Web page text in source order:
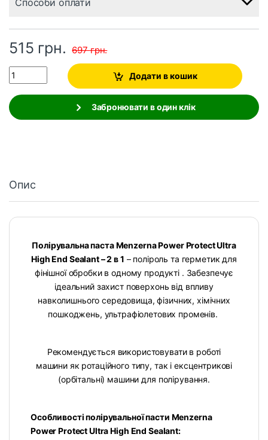
515 грн. 697грн.
Quantity
Додати в кошик
Забронювати в один клік
Опис
Полірувальна паста Menzerna Power Protect Ultra
High End Sealant – 2 в 1 – поліроль та герметик для
фінішної обробки в одному продукті . Забезпечує
ідеальний захист поверхонь від впливу
навколишнього середовища, фізичних, хімічних
пошкоджень, ультрафіолетових променів.
Рекомендується використовувати в роботі
машини як ротаційного типу, так і ексцентрикові
(орбітальні) машини для полірування.
Особливості полірувальної пасти Menzerna
Power Protect Ultra High End Sealant: